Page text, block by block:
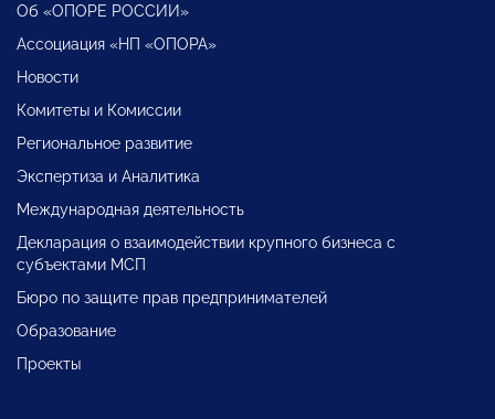
Об «ОПОРЕ РОССИИ»
Ассоциация «НП «ОПОРА»
Новости
Комитеты и Комиссии
Региональное развитие
Экспертиза и Аналитика
Международная деятельность
Декларация о взаимодействии крупного бизнеса с
субъектами МСП
Бюро по защите прав предпринимателей
Образование
Проекты